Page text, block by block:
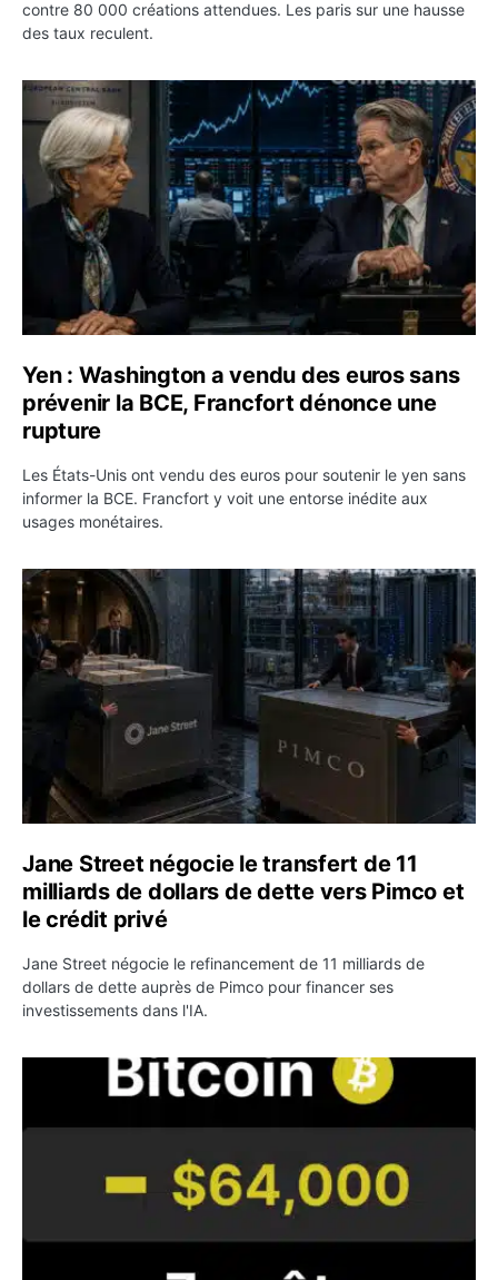
contre 80 000 créations attendues. Les paris sur une hausse
des taux reculent.
Yen : Washington a vendu des euros sans prévenir la
Yen : Washington a vendu des euros sans
prévenir la BCE, Francfort dénonce une
rupture
Les États-Unis ont vendu des euros pour soutenir le yen sans
informer la BCE. Francfort y voit une entorse inédite aux
usages monétaires.
Jane Street négocie le transfert de 11 milliards de
Jane Street négocie le transfert de 11
milliards de dollars de dette vers Pimco et
le crédit privé
Jane Street négocie le refinancement de 11 milliards de
dollars de dette auprès de Pimco pour financer ses
investissements dans l'IA.
Bitcoin stagne à 64 000 dollars pendant que les